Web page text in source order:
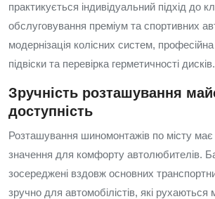
практикується індивідуальний підхід до
обслуговування преміум та спортивних
модернізація колісних систем, професійна
підвіски та перевірка герметичності дисків.
Зручність розташування
доступність
Розташування шиномонтажів по місту має
значення для комфорту автолюбителів.
зосереджені вздовж основних
зручно для автомобілістів, які